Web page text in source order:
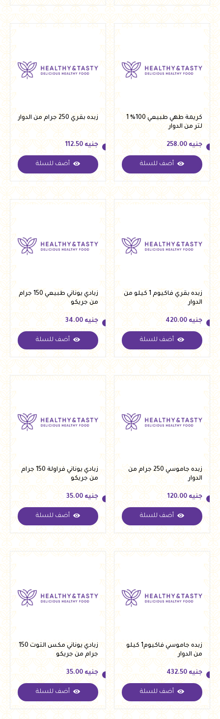
كريمة طهي طبيعي 100% 1
لتر من الدوار
جنيه
جنيه 258.00
أضف للسلة
زبده بقري 250 جرام من الدوار
جنيه
جنيه 112.50
أضف للسلة
زبده بقري فاكيوم 1 كيلو من
الدوار
جنيه
جنيه 420.00
أضف للسلة
زبادي يوناني طبيعي 150 جرام
من جريكو
جنيه
جنيه 34.00
أضف للسلة
زبده جاموسي 250 جرام من
الدوار
جنيه
جنيه 120.00
أضف للسلة
زبادي يوناني فراولة 150 جرام
من جريكو
جنيه
جنيه 35.00
أضف للسلة
زبده جاموسي فاكيوم1 كيلو
من الدوار
جنيه
جنيه 432.50
أضف للسلة
زبادي يوناني مكس التوت 150
جرام من جريكو
جنيه
جنيه 35.00
أضف للسلة